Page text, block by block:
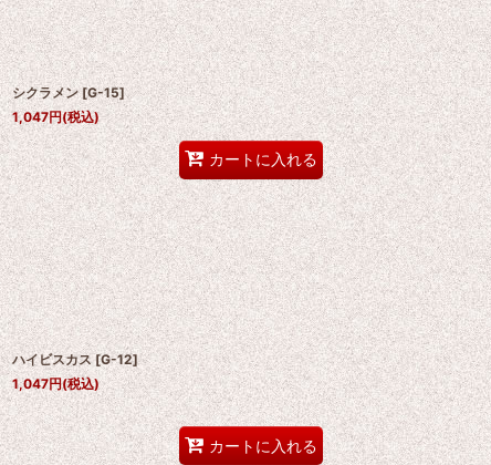
シクラメン [G-15]
1,047円(税込)
カートに入れる
ハイビスカス [G-12]
1,047円(税込)
カートに入れる